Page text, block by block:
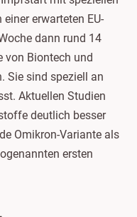
erwarteten EU-
dann rund 14
von Biontech und
Sie sind speziell an
Aktuellen Studien
deutlich besser
Omikron-Variante als
ersten